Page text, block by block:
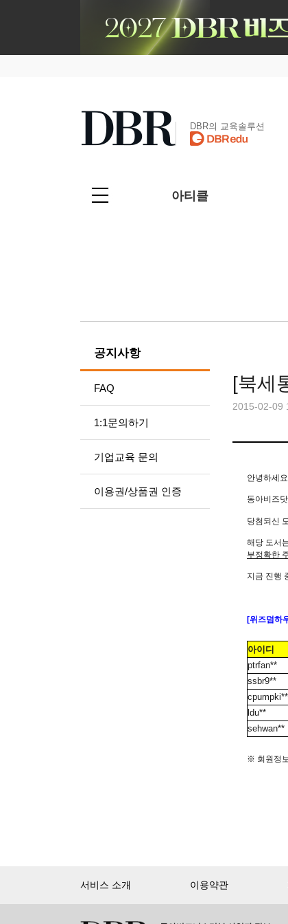
DBR의 교육솔루션
아티클
공지사항
FAQ
1:1문의하기
기업교육 문의
이용권/상품권 인증
[북세
2015-02-09
안녕하세요
동아비즈
당첨되신
해당 도서
부정확한
지금 진행
[위즈덤하
아이디
ptrfan**
ssbr9**
cpumpki**
ldu**
sehwan**
※ 회원정
서비스 소개 이용약관